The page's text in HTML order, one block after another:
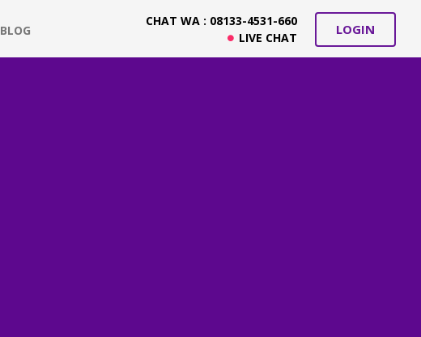
BLOG
CHAT WA : 08133-4531-660
LIVE CHAT
LOGIN